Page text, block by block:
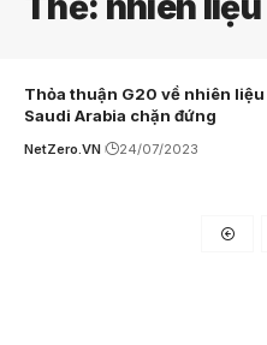
Thỏa thuận G20 về nhiên
Saudi Arabia chặn đứng
NetZero.VN 24/07/2023